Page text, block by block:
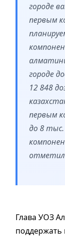
городе
первым
городе
12 848
первым
до 8
отметил
Глава УОЗ